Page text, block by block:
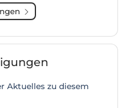
Aktuelles zu diesem